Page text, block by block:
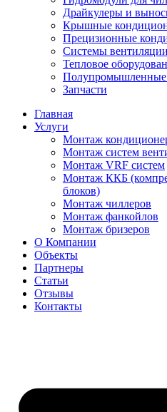
Драйкулеры и
Крышные
Прецизионные
Системы вентиляции
Тепловое
Полупромышленные
Запчасти
Главная
Услуги
Монтаж
Монтаж cистем
Монтаж VRF систем
Монтаж ККБ
блоков)
Монтаж чиллеров
Монтаж фанкойлов
Монтаж бризеров
О Компании
Объекты
Партнеры
Статьи
Отзывы
Контакты